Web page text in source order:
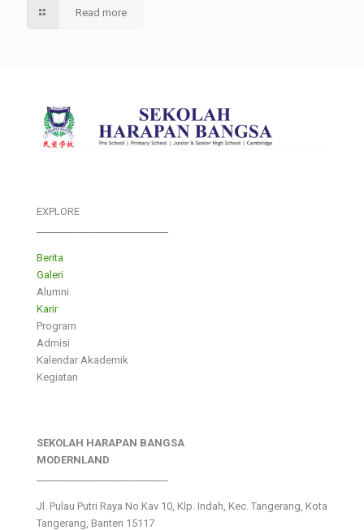
Read more
EXPLORE
Berita
Galeri
Alumni
Karir
Program
Admisi
Kalendar Akademik
Kegiatan
SEKOLAH HARAPAN BANGSA
MODERNLAND
Jl. Pulau Putri Raya No.Kav 10, Klp. Indah, Kec. Tangerang, Kota
Tangerang, Banten 15117